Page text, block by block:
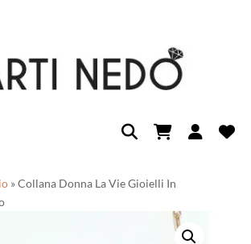
»Collana Donna La Vie Gioielli In